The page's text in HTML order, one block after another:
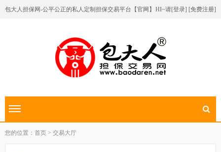
包大人担保网-公平公正的私人定制担保交易平台【官网】 HI~请[登录] [免费注册]
切换导航
您的位置：首页 > 交易大厅